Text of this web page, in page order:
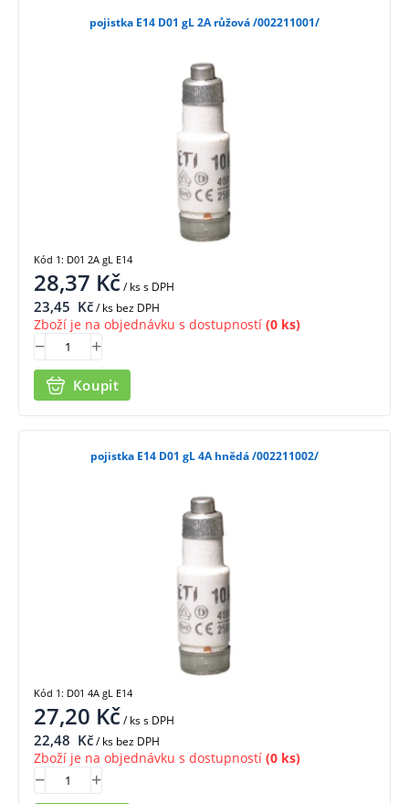
pojistka E14 D01 gL 2A růžová /002211001/
28,37 Kč/ kss DPH
23,45 Kč/ ks bez DPH
Zboží je na objednávku s dostupností (0 ks)
Koupit
Kód 1: D01 2A gL E14
pojistka E14 D01 gL 4A hnědá /002211002/
27,20 Kč/ kss DPH
22,48 Kč/ ks bez DPH
Zboží je na objednávku s dostupností (0 ks)
Kód 1: D01 4A gL E14